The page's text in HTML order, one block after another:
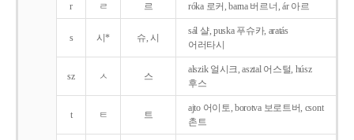
r ㄹ 르 róka 로커, barna 버르너, ár 아르
s 시* 슈, 시
sál 샬, puska 푸슈카, aratás
어러타시
sz ㅅ 스
alszik 얼시크, asztal 어스털, húsz
후스
t ㅌ 트
ajto 어이토, borotva 보로트버, csont
촌트